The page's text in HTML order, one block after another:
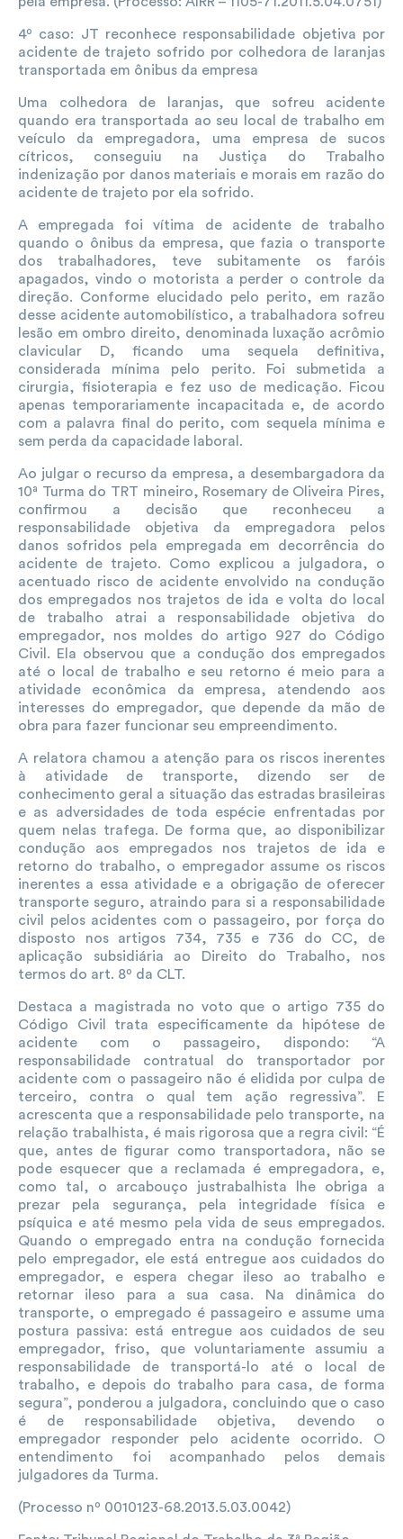
4º caso: JT reconhece responsabilidade objetiva por
acidente de trajeto sofrido por colhedora de laranjas
transportada em ônibus da empresa
Uma colhedora de laranjas, que sofreu acidente
quando era transportada ao seu local de trabalho em
veículo da empregadora, uma empresa de sucos
cítricos, conseguiu na Justiça do Trabalho
indenização por danos materiais e morais em razão do
acidente de trajeto por ela sofrido.
A empregada foi vítima de acidente de trabalho
quando o ônibus da empresa, que fazia o transporte
dos trabalhadores, teve subitamente os faróis
apagados, vindo o motorista a perder o controle da
direção. Conforme elucidado pelo perito, em razão
desse acidente automobilístico, a trabalhadora sofreu
lesão em ombro direito, denominada luxação acrômio
clavicular D, ficando uma sequela definitiva,
considerada mínima pelo perito. Foi submetida a
cirurgia, fisioterapia e fez uso de medicação. Ficou
apenas temporariamente incapacitada e, de acordo
com a palavra final do perito, com sequela mínima e
sem perda da capacidade laboral.
Ao julgar o recurso da empresa, a desembargadora da
10ª Turma do TRT mineiro, Rosemary de Oliveira Pires,
confirmou a decisão que reconheceu a
responsabilidade objetiva da empregadora pelos
danos sofridos pela empregada em decorrência do
acidente de trajeto. Como explicou a julgadora, o
acentuado risco de acidente envolvido na condução
dos empregados nos trajetos de ida e volta do local
de trabalho atrai a responsabilidade objetiva do
empregador, nos moldes do artigo 927 do Código
Civil. Ela observou que a condução dos empregados
até o local de trabalho e seu retorno é meio para a
atividade econômica da empresa, atendendo aos
interesses do empregador, que depende da mão de
obra para fazer funcionar seu empreendimento.
A relatora chamou a atenção para os riscos inerentes
à atividade de transporte, dizendo ser de
conhecimento geral a situação das estradas brasileiras
e as adversidades de toda espécie enfrentadas por
quem nelas trafega. De forma que, ao disponibilizar
condução aos empregados nos trajetos de ida e
retorno do trabalho, o empregador assume os riscos
inerentes a essa atividade e a obrigação de oferecer
transporte seguro, atraindo para si a responsabilidade
civil pelos acidentes com o passageiro, por força do
disposto nos artigos 734, 735 e 736 do CC, de
aplicação subsidiária ao Direito do Trabalho, nos
termos do art. 8º da CLT.
Destaca a magistrada no voto que o artigo 735 do
Código Civil trata especificamente da hipótese de
acidente com o passageiro, dispondo: “A
responsabilidade contratual do transportador por
acidente com o passageiro não é elidida por culpa de
terceiro, contra o qual tem ação regressiva”. E
acrescenta que a responsabilidade pelo transporte, na
relação trabalhista, é mais rigorosa que a regra civil: “É
que, antes de figurar como transportadora, não se
pode esquecer que a reclamada é empregadora, e,
como tal, o arcabouço justrabalhista lhe obriga a
prezar pela segurança, pela integridade física e
psíquica e até mesmo pela vida de seus empregados.
Quando o empregado entra na condução fornecida
pelo empregador, ele está entregue aos cuidados do
empregador, e espera chegar ileso ao trabalho e
retornar ileso para a sua casa. Na dinâmica do
transporte, o empregado é passageiro e assume uma
postura passiva: está entregue aos cuidados de seu
empregador, friso, que voluntariamente assumiu a
responsabilidade de transportá-lo até o local de
trabalho, e depois do trabalho para casa, de forma
segura”, ponderou a julgadora, concluindo que o caso
é de responsabilidade objetiva, devendo o
empregador responder pelo acidente ocorrido. O
entendimento foi acompanhado pelos demais
julgadores da Turma.
(Processo nº 0010123-68.2013.5.03.0042)